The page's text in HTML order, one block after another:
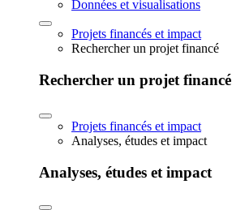
Données et visualisations
Projets financés et impact
Rechercher un projet financé
Rechercher un projet financé
Projets financés et impact
Analyses, études et impact
Analyses, études et impact